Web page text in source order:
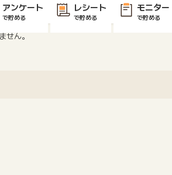
アンケート
で貯める
レシート
で貯める
モニター
で貯める
せん。